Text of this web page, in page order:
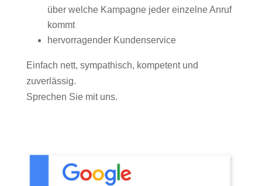
über welche Kampagne jeder einzelne Anruf
kommt
hervorragender Kundenservice
Einfach nett, sympathisch, kompetent und
zuverlässig.
Sprechen Sie mit uns.